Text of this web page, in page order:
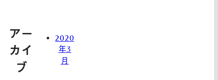
アー
カイ
ブ
2020
年3
月